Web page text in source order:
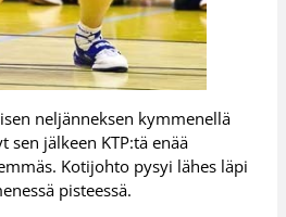
neljänneksen kymmenellä
sen jälkeen KTP:tä enää
Kotijohto pysyi lähes läpi
pisteessä.